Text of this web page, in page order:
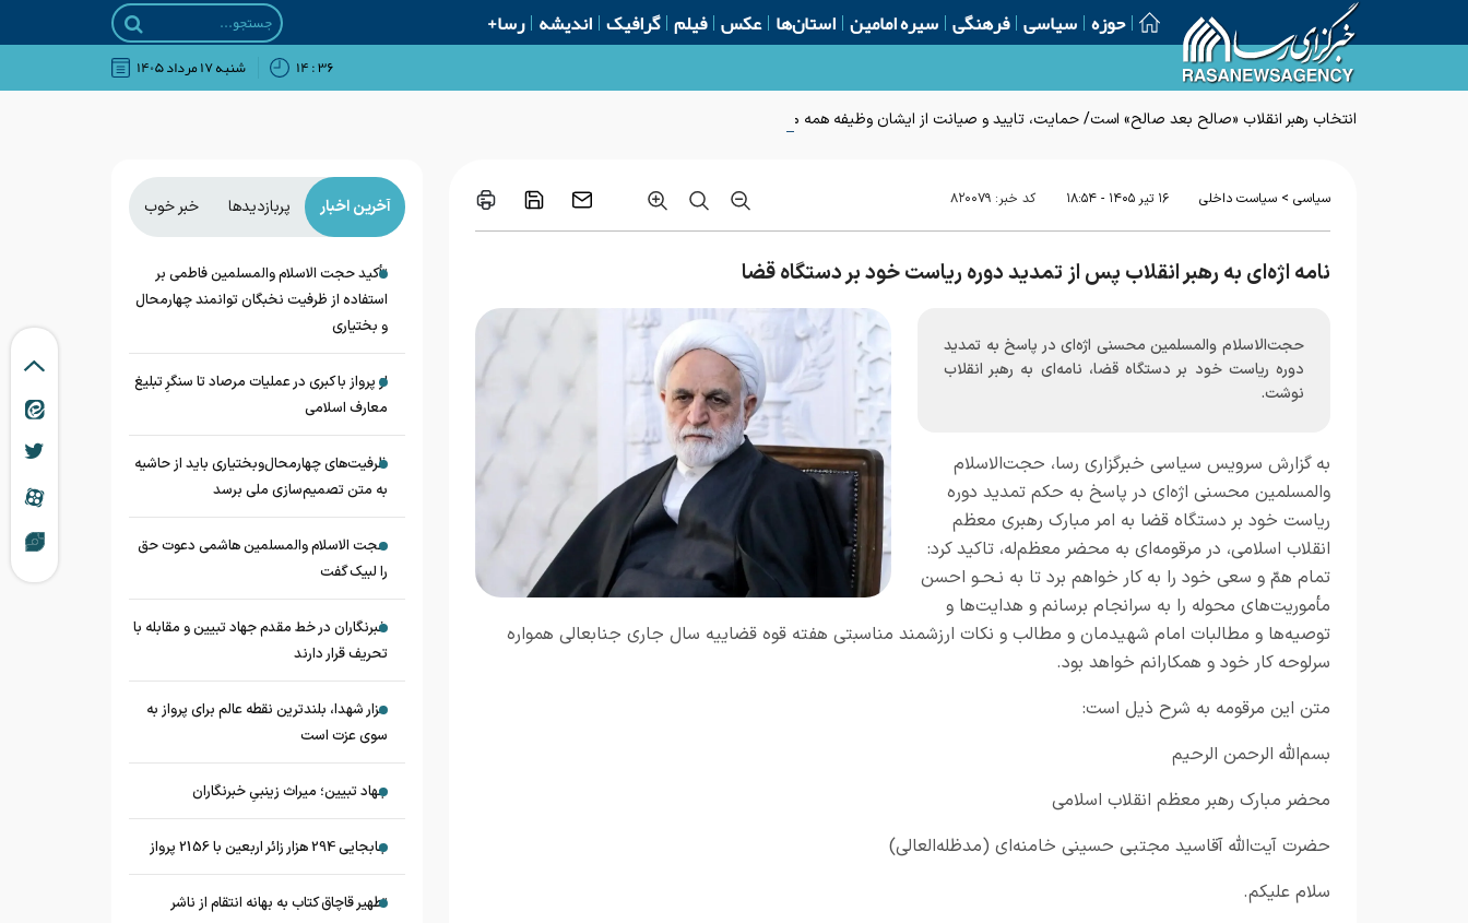
حوزه سیاسی فرهنگی سیره امامین استان‌ها عکس فیلم گرافیک اندیشه رسا+
۳۶ : ۱۴ شنبه ۱۷ مرداد ۱۴۰۵
انتخاب رهبر انقلاب «صالح بعد صالح» است/ حمایت، تایید و صیانت از ایشان وظیفه همه ما است
سیاسی > سیاست داخلی ۱۶ تير ۱۴۰۵ - ۱۸:۵۴ کد خبر: ۸۲۰۰۷۹
نامه اژه‌ای به رهبر انقلاب پس از تمدید دوره ریاست خود بر دستگاه قضا
حجت‌الاسلام والمسلمین محسنی اژه‌ای در پاسخ به تمدید
دوره ریاست خود بر دستگاه قضا، نامه‌ای به رهبر انقلاب
نوشت.
به گزارش سرویس سیاسی خبرگزاری رسا، حجت‌الاسلام
والمسلمین محسنی اژه‌ای در پاسخ به حکم تمدید دوره
ریاست خود بر دستگاه قضا به امر مبارک رهبری معظم
انقلاب اسلامی، در مرقومه‌ای به محضر معظم‌له، تاکید کرد:
تمام همّ و سعی خود را به کار خواهم برد تا به نـحـو احسن
مأموریت‌های محوله را به سرانجام برسانم و هدایت‌ها و
توصیه‌ها و مطالبات امام شهیدمان و مطالب و نکات ارزشمند مناسبتی هفته قوه قضاییه سال جاری جنابعالی همواره
سرلوحه کار خود و همکارانم خواهد بود.
متن این مرقومه به شرح ذیل است:
بسم‌الله الرحمن الرحیم
محضر مبارک رهبر معظم انقلاب اسلامی
حضرت آیت‌الله آقاسید مجتبی حسینی خامنه‌ای (مدظله‌العالی)
سلام علیکم.
آخرین اخبار پربازدیدها خبر خوب
تأکید حجت الاسلام والمسلمین فاطمی بر
استفاده از ظرفیت نخبگان توانمند چهارمحال
و بختیاری
از پرواز با کبری در عملیات مرصاد تا سنگرِ تبلیغ
معارف اسلامی
ظرفیت‌های چهارمحال‌وبختیاری باید از حاشیه
به متن تصمیم‌سازی ملی برسد
حجت الاسلام والمسلمین هاشمی دعوت حق
را لبیک گفت
خبرنگاران در خط مقدم جهاد تبیین و مقابله با
تحریف قرار دارند
مزار شهدا، بلندترین نقطه عالم برای پرواز به
سوی عزت است
جهاد تبیین؛ میراث زینبیِ خبرنگاران
جابجایی 294 هزار زائر اربعین با 2156 پرواز
تطهیر قاچاق کتاب به بهانه انتقام از ناشر